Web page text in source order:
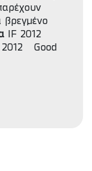
βρεγμένο
IF 2012
2012 Good